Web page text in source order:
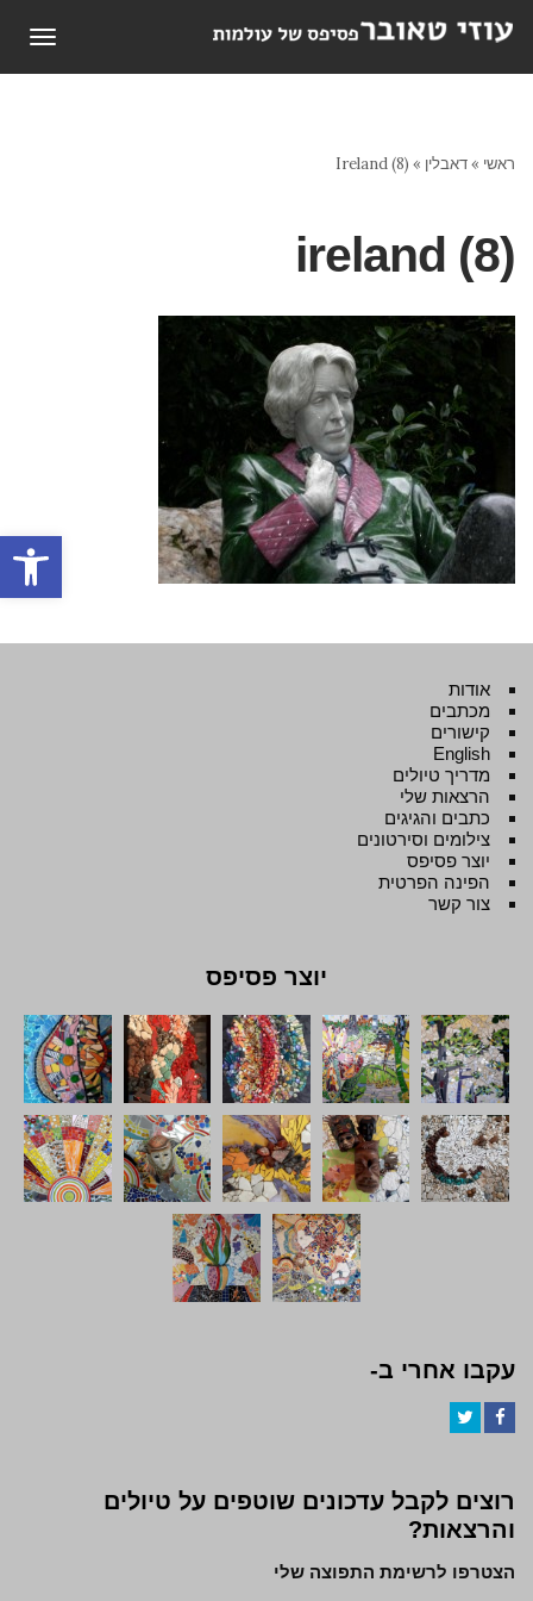
פתח
ראשי »דאבלין »
Ireland (8)
ireland (8)
אודות
מכתבים
קישורים
English
מדריך טיולים
הרצאות שלי
כתבים והגיגים
צילומים וסירטונים
יוצר פסיפס
הפינה הפרטית
צור קשר
יוצר פסיפס
עקבו אחרי ב-
רוצים לקבל עדכונים שוטפים על טיולים
והרצאות?
הצטרפו לרשימת התפוצה שלי